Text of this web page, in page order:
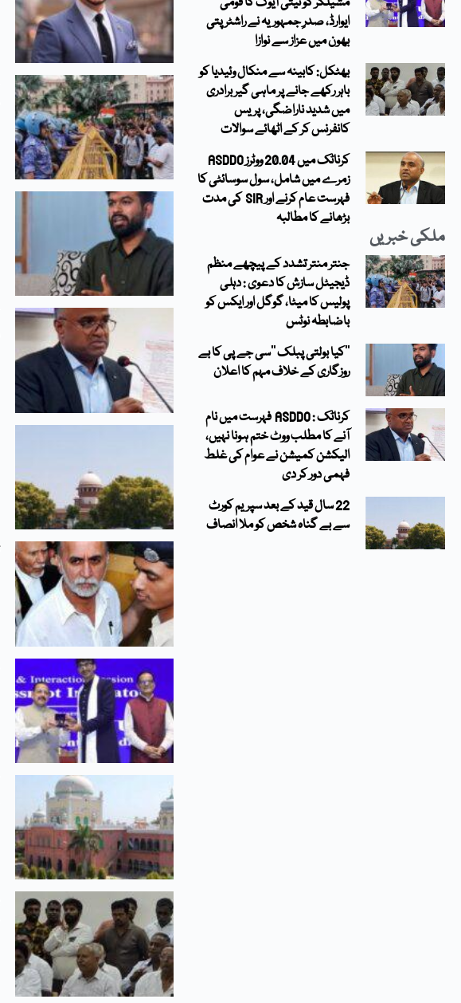
ایوارڈ، صدرِ جمہوریہ نے راشٹرپتی
بھون میں عزاز سے نوازا
بھٹکل: کابینہ سے منکال وئیدیا کو
باہر رکھے جانے پر ماہی گیربرادری
میں شدید ناراضگی، پریس
کانفرنس کر کے اٹھائے سوالات
کرناٹک میں 20.04 ووٹرز ASDDO
زمرے میں شامل، سول سوسائٹی کا
فہرست عام کرنے اور SIR کی مدت
بڑھانے کا مطالبہ
ملکی خبریں
جنتر منتر تشدد کے پیچھے منظم
ڈیجیٹل سازش کا دعوی : دہلی
پولیس کا میٹا، گوگل اور ایکس کو
باضابطہ نوٹس
’’کیا بولتی پبلک ‘‘سی جے پی کا بے
روزگاری کے خلاف مہم کا اعلان
کرناٹک : ASDDO فہرست میں نام
آنے کا مطلب ووٹ ختم ہونا نہیں،
الیکشن کمیشن نے عوام کی غلط
فہمی دور کر دی
22 سال قید کے بعد سپریم کورٹ
سے بے گناہ شخص کو ملا انصاف